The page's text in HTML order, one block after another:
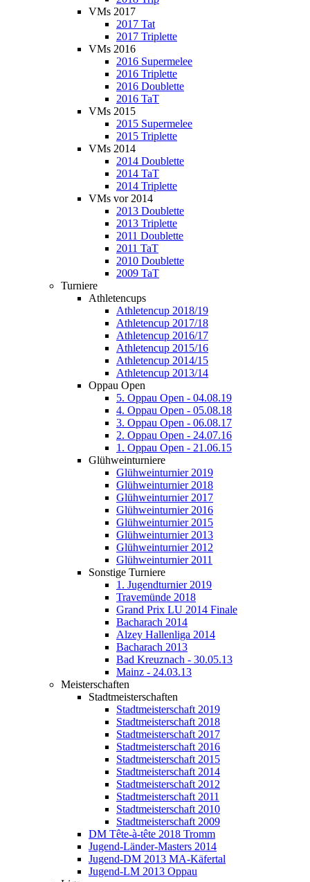
VMs 2017
2017 Tat
2017 Triplette
VMs 2016
2016 Supermelee
2016 Triplette
2016 Doublette
2016 TaT
VMs 2015
2015 Supermelee
2015 Triplette
VMs 2014
2014 Doublette
2014 TaT
2014 Triplette
VMs vor 2014
2013 Doublette
2013 Triplette
2011 Doublette
2011 TaT
2010 Doublette
2009 TaT
Turniere
Athletencups
Athletencup 2018/19
Athletencup 2017/18
Athletencup 2016/17
Athletencup 2015/16
Athletencup 2014/15
Athletencup 2013/14
Oppau Open
5. Oppau Open - 04.08.19
4. Oppau Open - 05.08.18
3. Oppau Open - 06.08.17
2. Oppau Open - 24.07.16
1. Oppau Open - 21.06.15
Glühweinturniere
Glühweinturnier 2019
Glühweinturnier 2018
Glühweinturnier 2017
Glühweinturnier 2016
Glühweinturnier 2015
Glühweinturnier 2013
Glühweinturnier 2012
Glühweinturnier 2011
Sonstige Turniere
1. Jugendturnier 2019
Travemünde 2018
Grand Prix LU 2014 Finale
Bacharach 2014
Alzey Hallenliga 2014
Bacharach 2013
Bad Kreuznach - 30.05.13
Mainz - 24.03.13
Meisterschaften
Stadtmeisterschaften
Stadtmeisterschaft 2019
Stadtmeisterschaft 2018
Stadtmeisterschaft 2017
Stadtmeisterschaft 2016
Stadtmeisterschaft 2015
Stadtmeisterschaft 2014
Stadtmeisterschaft 2012
Stadtmeisterschaft 2011
Stadtmeisterschaft 2010
Stadtmeisterschaft 2009
DM Tête-à-tête 2018 Tromm
Jugend-Länder-Masters 2014
Jugend-DM 2013 MA-Käfertal
Jugend-LM 2013 Oppau